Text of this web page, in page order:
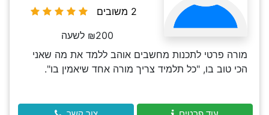
2 משובים
₪200 לשעה
מורה פרטי לתכנות מחשבים אוהב ללמד את מה שאני
הכי טוב בו, "כל תלמיד צריך מורה אחד שיאמין בו".